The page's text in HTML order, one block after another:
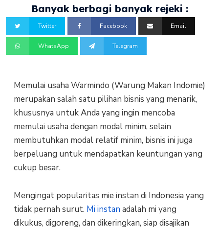
Banyak berbagi banyak rejeki :
Twitter Facebook Email
WhatsApp Telegram
Memulai usaha Warmindo (Warung Makan Indomie)
merupakan salah satu pilihan bisnis yang menarik,
khususnya untuk Anda yang ingin mencoba
memulai usaha dengan modal minim, selain
membutuhkan modal relatif minim, bisnis ini juga
berpeluang untuk mendapatkan keuntungan yang
cukup besar.
Mengingat popularitas mie instan di Indonesia yang
tidak pernah surut. Mi instan adalah mi yang
dikukus, digoreng, dan dikeringkan, siap disajikan